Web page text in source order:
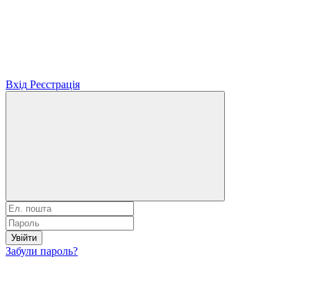
Вхід Реєстрація
Увійти
Забули пароль?